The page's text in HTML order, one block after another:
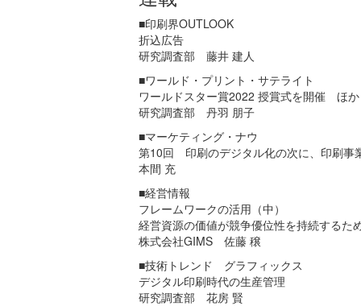
■印刷界OUTLOOK
折込広告
研究調査部 藤井 建人
■ワールド・プリント・サテライト
ワールドスター賞2022 授賞式を開催 ほか
研究調査部 丹羽 朋子
■マーケティング・ナウ
第10回 印刷のデジタル化の次に、印刷事
本間 充
■経営情報
フレームワークの活用（中）
経営資源の価値が競争優位性を持続するた
株式会社GIMS 佐藤 穣
■技術トレンド グラフィックス
デジタル印刷時代の生産管理
研究調査部 花房 賢